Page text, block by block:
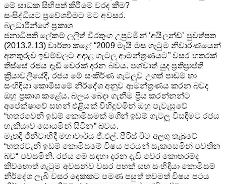
මේ සාධක සිහිපත් කිරීමේ වරද කීම?
සංසිද්ධියට ප්‍රවේශවීමට මට අවසර.
බලධාරීන්ගේ ප්‍රකාශ
ජනාධිපති ‍ලේකම් ලලිත් වීරතුංග උපුටමින් ‘අයිලන්ඩ්’ පුවත්පත
(2013.2.13) වාර්තා කළේ “2009 මැයි මස ගැටුම නිවාරණයෙන්
අනතුරුව ඉඩම්වලට අදාළ ගැටලු ආමන්ත්‍රණයට” වසර හතරක්
තිස්සේ රජය දැඩි වෙරක් දරන බවය. පශ්චාත් යුද ප්‍රතිප්‍රාප්ති
ක්‍රියාවලියේදී, රජය මේ සංකීර්ණ ගැටලුව උගත් පාඩම් හා
සංහිඳියා කොමිසමේ නිර්දේශ අනුව ආමන්ත්‍රණය කරන බවද
ඔහු ප්‍රකාශ කළේය. බලය බෙදා ගැනීම ප්‍රිය කරන්නන්ට
අපේක්ෂාවේ සහන් එළියක් විහිදුවමින් ඔහු පැවැසුවේ
“හතරවෙනි ඉඩම් කොමිසමක් මගින් ඉඩම් ගැටලු විසඳීමට රජය
හැකියාව සොයමින් සිටින” බවය.
මෑතදී ජිනීවාහිදී මහාචාර්ය ජී.එල්. පීරිස් ඊට අලගු තැබුවේ
“හතරවැනි ඉඩම් කොමිසමේ විෂය පථයන් සැකසෙමින් පවතින
බව“ පවසමිනි. රජය මේ සඳහා දරන දැඩි වෙර කොතරම්ද
කිවහොත් ගැටුම අවසන්ව වසර පහක් සහ සංහිඳියා කොමිසම්
නිර්දේශ ලැබි වසර දෙකකට පමණ පසුත් තවමත් විෂය පථය